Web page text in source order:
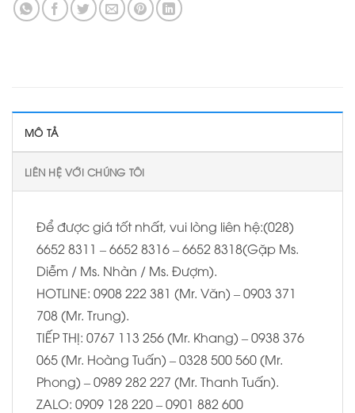
MÔ TẢ
LIÊN HỆ VỚI CHÚNG TÔI
Để được giá tốt nhất, vui lòng liên hệ:(028)
6652 8311 – 6652 8316 – 6652 8318(Gặp Ms.
Diễm / Ms. Nhàn / Ms. Đượm).
HOTLINE: 0908 222 381 (Mr. Văn) – 0903 371
708 (Mr. Trung).
TIẾP THỊ: 0767 113 256 (Mr. Khang) – 0938 376
065 (Mr. Hoàng Tuấn) – 0328 500 560 (Mr.
Phong) – 0989 282 227 (Mr. Thanh Tuấn).
ZALO: 0909 128 220 – 0901 882 600